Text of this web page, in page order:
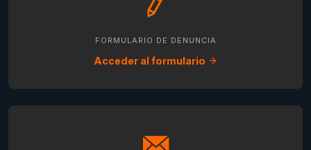
FORMULARIO DE DENUNCIA
Acceder al formulario